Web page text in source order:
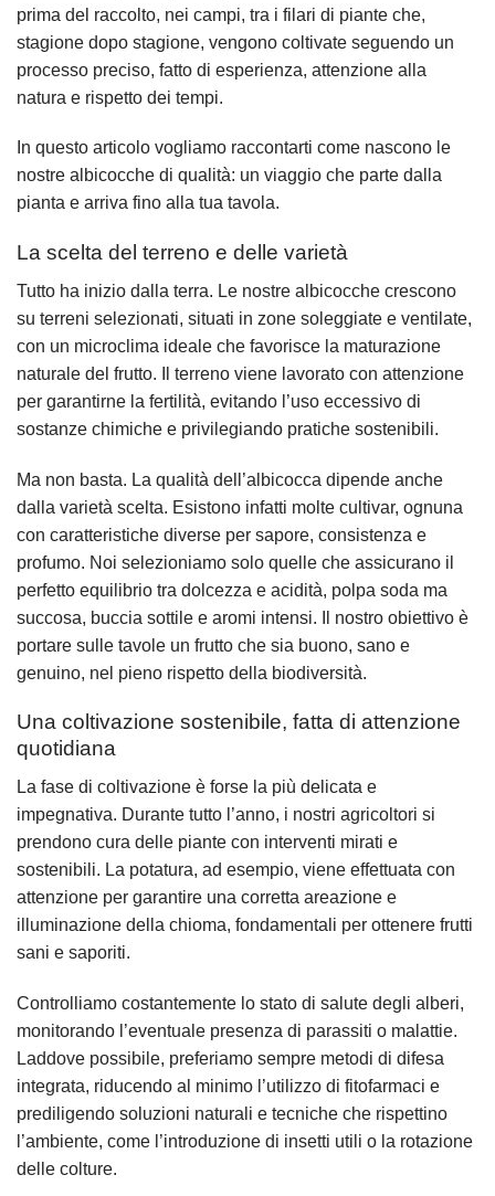
prima del raccolto, nei campi, tra i filari di piante che,
stagione dopo stagione, vengono coltivate seguendo un
processo preciso, fatto di esperienza, attenzione alla
natura e rispetto dei tempi.
In questo articolo vogliamo raccontarti come nascono le
nostre albicocche di qualità: un viaggio che parte dalla
pianta e arriva fino alla tua tavola.
La scelta del terreno e delle varietà
Tutto ha inizio dalla terra. Le nostre albicocche crescono
su terreni selezionati, situati in zone soleggiate e ventilate,
con un microclima ideale che favorisce la maturazione
naturale del frutto. Il terreno viene lavorato con attenzione
per garantirne la fertilità, evitando l’uso eccessivo di
sostanze chimiche e privilegiando pratiche sostenibili.
Ma non basta. La qualità dell’albicocca dipende anche
dalla varietà scelta. Esistono infatti molte cultivar, ognuna
con caratteristiche diverse per sapore, consistenza e
profumo. Noi selezioniamo solo quelle che assicurano il
perfetto equilibrio tra dolcezza e acidità, polpa soda ma
succosa, buccia sottile e aromi intensi. Il nostro obiettivo è
portare sulle tavole un frutto che sia buono, sano e
genuino, nel pieno rispetto della biodiversità.
Una coltivazione sostenibile, fatta di attenzione
quotidiana
La fase di coltivazione è forse la più delicata e
impegnativa. Durante tutto l’anno, i nostri agricoltori si
prendono cura delle piante con interventi mirati e
sostenibili. La potatura, ad esempio, viene effettuata con
attenzione per garantire una corretta areazione e
illuminazione della chioma, fondamentali per ottenere frutti
sani e saporiti.
Controlliamo costantemente lo stato di salute degli alberi,
monitorando l’eventuale presenza di parassiti o malattie.
Laddove possibile, preferiamo sempre metodi di difesa
integrata, riducendo al minimo l’utilizzo di fitofarmaci e
prediligendo soluzioni naturali e tecniche che rispettino
l’ambiente, come l’introduzione di insetti utili o la rotazione
delle colture.